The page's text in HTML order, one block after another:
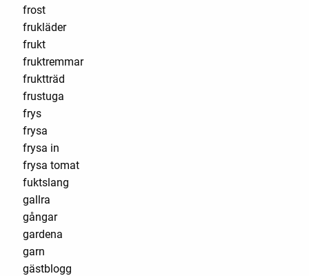
frost
frukläder
frukt
fruktremmar
fruktträd
frustuga
frys
frysa
frysa in
frysa tomat
fuktslang
gallra
gångar
gardena
garn
gästblogg